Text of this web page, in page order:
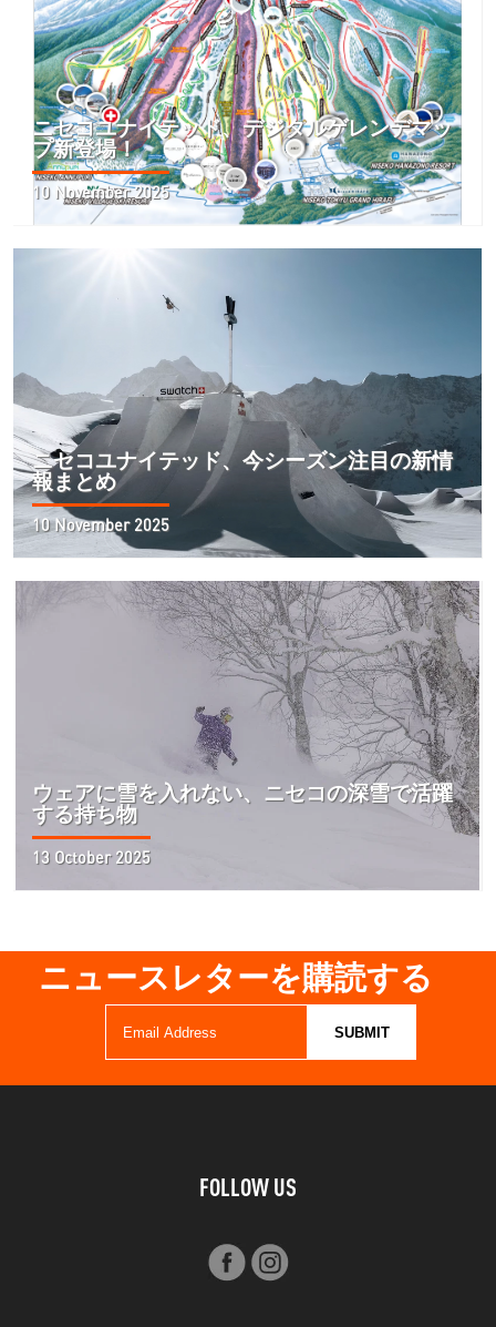
ニセコユナイテッド、デジタルゲレンデマッ
プ新登場！
10 November 2025
ニセコユナイテッド、今シーズン注目の新情
報まとめ
10 November 2025
ウェアに雪を入れない、ニセコの深雪で活躍
する持ち物
13 October 2025
ニュースレターを購読する
FOLLOW US